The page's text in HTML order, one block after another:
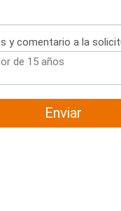
y comentario a la
Enviar